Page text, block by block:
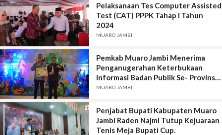
Pelaksanaan Tes Computer Assisted
Test (CAT) PPPK Tahap I Tahun
2024
MUARO JAMBI
Pemkab Muaro Jambi Menerima
Penganugerahan Keterbukaan
Informasi Badan Publik Se- Provinsi
Jambi Tahun 2024.
MUARO JAMBI
Penjabat Bupati Kabupaten Muaro
Jambi Raden Najmi Tutup Kejuaraan
Tenis Meja Bupati Cup.